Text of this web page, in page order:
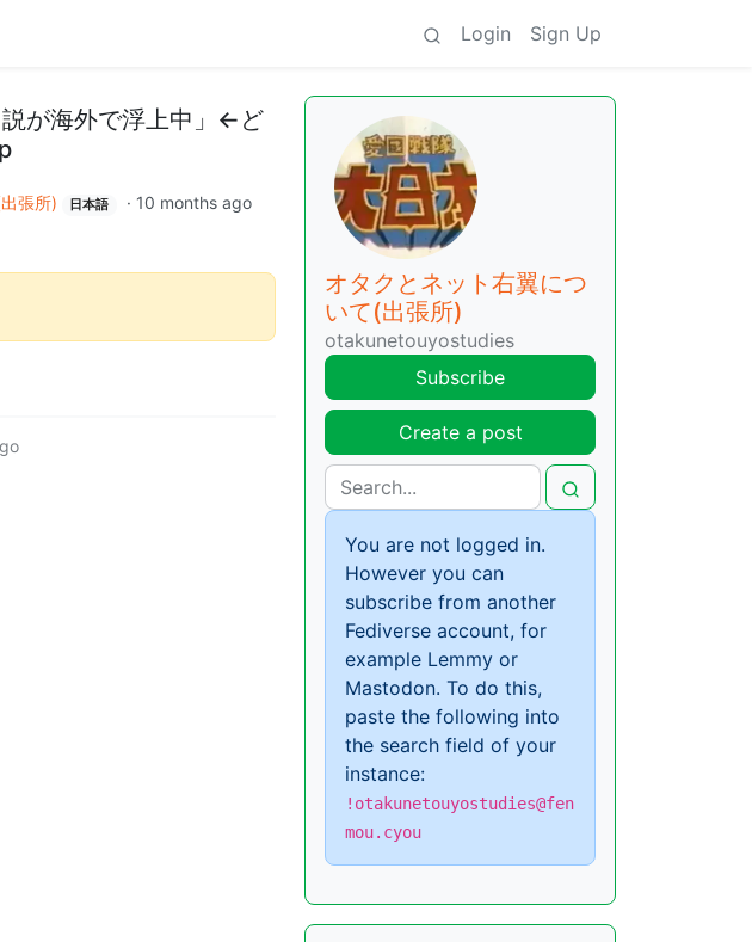
Login Sign Up
が海外で浮上中」←ど
張所) 日本語 · 10 months ago
オタクとネット右翼につ
いて(出張所)
otakunetouyostudies
Subscribe
Create a post
You are not logged in.
However you can
subscribe from another
Fediverse account, for
example Lemmy or
Mastodon. To do this,
paste the following into
the search field of your
instance:
!otakunetouyostudies@fen
mou.cyou